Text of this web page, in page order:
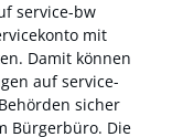
service-bw
mit
Damit können
auf service-
sicher
Bürgerbüro. Die